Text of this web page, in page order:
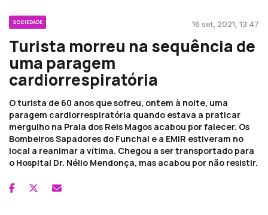
SOCIEDADE 16 set, 2021, 13:47
Turista morreu na sequência de
uma paragem
cardiorrespiratória
O turista de 60 anos que sofreu, ontem à noite, uma
paragem cardiorrespiratória quando estava a praticar
mergulho na Praia dos Reis Magos acabou por falecer. Os
Bombeiros Sapadores do Funchal e a EMIR estiveram no
local a reanimar a vítima. Chegou a ser transportado para
o Hospital Dr. Nélio Mendonça, mas acabou por não resistir.